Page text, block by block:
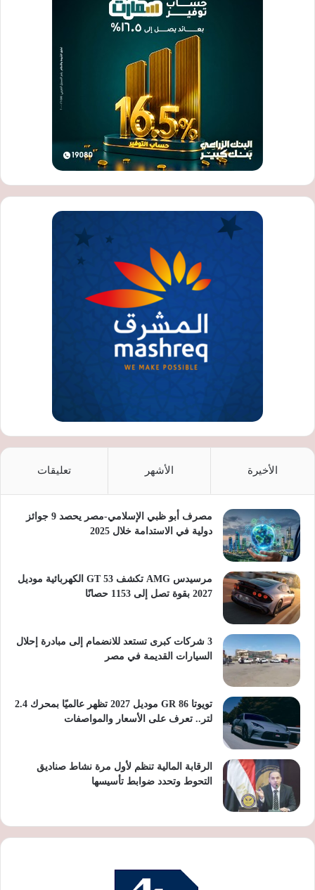
الأخيرة الأشهر تعليقات
مصرف أبو ظبي الإسلامي-مصر يحصد 9 جوائز
دولية في الاستدامة خلال 2025
مرسيدس AMG تكشف GT 53 الكهربائية موديل
2027 بقوة تصل إلى 1153 حصانًا
3 شركات كبرى تستعد للانضمام إلى مبادرة إحلال
السيارات القديمة في مصر
تويوتا GR 86 موديل 2027 تظهر عالميًا بمحرك 2.4
لتر.. تعرف على الأسعار والمواصفات
الرقابة المالية تنظم لأول مرة نشاط صناديق
التحوط وتحدد ضوابط تأسيسها